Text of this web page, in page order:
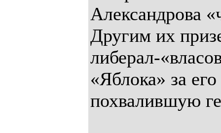
Александрова
Другим их
либерал-
«Яблока» за
похвалившую